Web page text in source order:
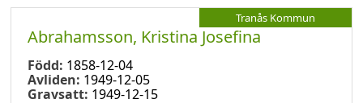
Tranås Kommun
Abrahamsson, Kristina Josefina
Född: 1858-12-04
Avliden: 1949-12-05
Gravsatt: 1949-12-15